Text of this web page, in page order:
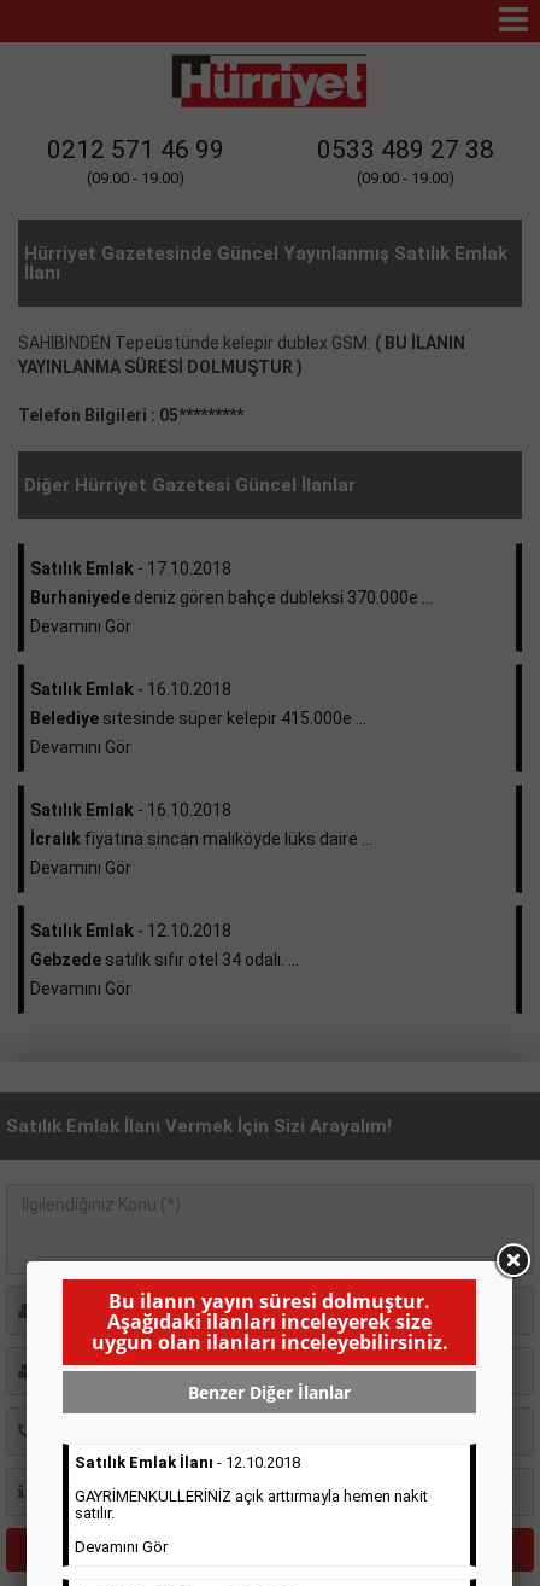
0212 571 46 99
(09.00 - 19.00)
0533 489 27 38
(09.00 - 19.00)
Hürriyet Gazetesinde Güncel Yayınlanmış Satılık Emlak
İlanı
SAHİBİNDEN Tepeüstünde kelepir dublex GSM: ( BU İLANIN
YAYINLANMA SÜRESİ DOLMUŞTUR )
Telefon Bilgileri : 05*********
Diğer Hürriyet Gazetesi Güncel İlanlar
Satılık Emlak - 17.10.2018
Burhaniyede deniz gören bahçe dubleksi 370.000e ...
Devamını Gör
Satılık Emlak - 16.10.2018
Belediye sitesinde süper kelepir 415.000e ...
Devamını Gör
Satılık Emlak - 16.10.2018
İcralık fiyatına sincan malıköyde lüks daire ...
Devamını Gör
Satılık Emlak - 12.10.2018
Gebzede satılık sıfır otel 34 odalı. ...
Devamını Gör
Satılık Emlak İlanı Vermek İçin Sizi Arayalım!
Bu ilanın yayın süresi dolmuştur.
Aşağıdaki ilanları inceleyerek size
uygun olan ilanları inceleyebilirsiniz.
Benzer Diğer İlanlar
Satılık Emlak İlanı - 12.10.2018
GAYRİMENKULLERİNİZ açık arttırmayla hemen nakit
satılır.
Devamını Gör